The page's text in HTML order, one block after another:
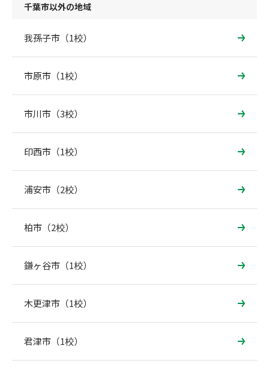
千葉市以外の地域
我孫子市（1校）
市原市（1校）
市川市（3校）
印西市（1校）
浦安市（2校）
柏市（2校）
鎌ヶ谷市（1校）
木更津市（1校）
君津市（1校）